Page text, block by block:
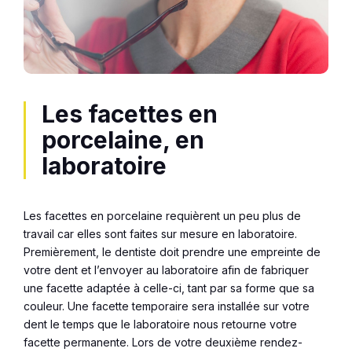
Les facettes en
porcelaine, en
laboratoire
Les facettes en porcelaine requièrent un peu plus de
travail car elles sont faites sur mesure en laboratoire.
Premièrement, le dentiste doit prendre une empreinte de
votre dent et l’envoyer au laboratoire afin de fabriquer
une facette adaptée à celle-ci, tant par sa forme que sa
couleur. Une facette temporaire sera installée sur votre
dent le temps que le laboratoire nous retourne votre
facette permanente. Lors de votre deuxième rendez-